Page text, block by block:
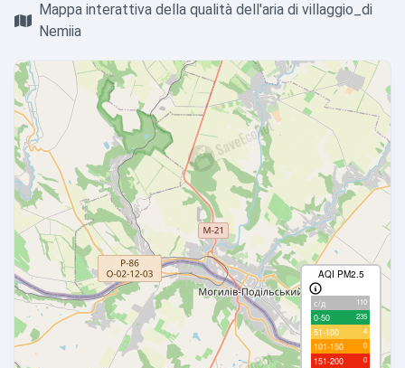
Mappa interattiva della qualità dell'aria di villaggio_di
Nemiia
AQI PM2.5
с/д 110
0-50 235
51-100 4
101-150 0
151-200 0